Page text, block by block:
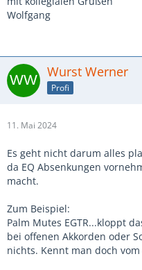
Wolfgang
Wurst Werner
Profi
11. Mai 2024
Es geht nicht darum alles
da EQ Absenkungen
macht.
Zum Beispiel:
Palm Mutes EGTR...kloppt
bei offenen Akkorden oder
nichts. Kennt man doch vom